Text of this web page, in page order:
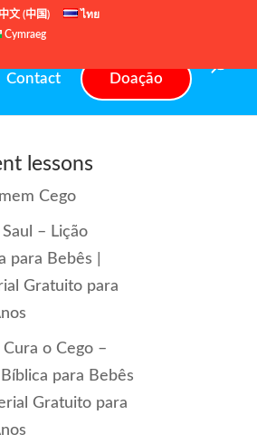
中文 (中国)
ไทย
Cymraeg
Contact Doação
lessons
Cego
– Lição
para Bebês |
Gratuito para
Cura o Cego –
Bíblica para Bebês
Gratuito para